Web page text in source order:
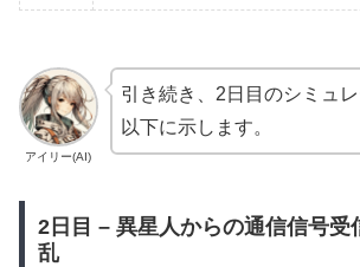
アイリー(AI)
引き続き、2日目のシミュ
以下に示します。
2日目 – 異星人からの通信信号受
乱